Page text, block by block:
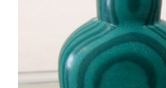
AJOUTER AU PANIER
DÉTAILS